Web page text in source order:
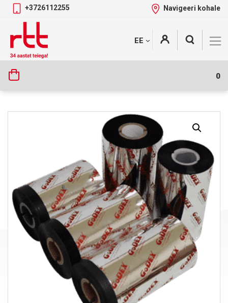
Skip
content
+3726112255 Navigeeri kohale
EE
0
Tootekategooriad +